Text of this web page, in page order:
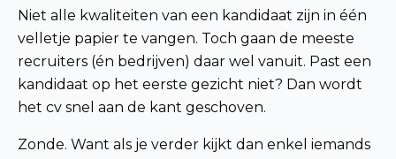
Niet alle kwaliteiten van een kandidaat zijn in één
velletje papier te vangen. Toch gaan de meeste
recruiters (én bedrijven) daar wel vanuit. Past een
kandidaat op het eerste gezicht niet? Dan wordt
het cv snel aan de kant geschoven.
Zonde. Want als je verder kijkt dan enkel iemands